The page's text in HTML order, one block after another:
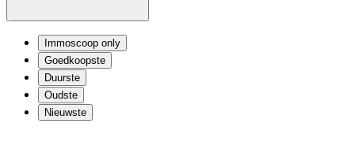
Immoscoop only
Goedkoopste
Duurste
Oudste
Nieuwste